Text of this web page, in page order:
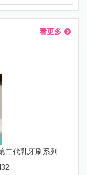
看更多
二代乳牙刷系列